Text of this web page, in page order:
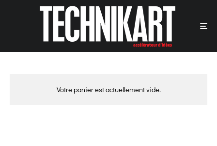
Votre panier est actuellement vide.